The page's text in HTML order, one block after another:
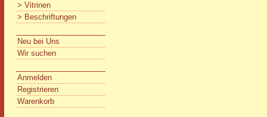
> Vitrinen
> Beschriftungen
Neu bei Uns
Wir suchen
Anmelden
Registrieren
Warenkorb